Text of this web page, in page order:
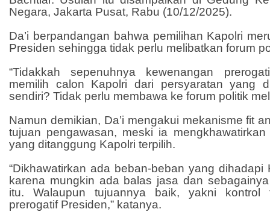
Negara, Jakarta Pusat, Rabu (10/12/2025).
Da’i berpandangan bahwa pemilihan Kapolri
Presiden sehingga tidak perlu melibatkan forum
“Tidakkah sepenuhnya kewenangan
memilih calon Kapolri dari persyaratan yang
sendiri? Tidak perlu membawa ke forum politik
Namun demikian, Da’i mengakui mekanisme fit
tujuan pengawasan, meski ia
yang ditanggung Kapolri terpilih.
“Dikhawatirkan ada beban-beban yang dihadapi
karena mungkin ada balas jasa dan
itu. Walaupun tujuannya baik, yakni kontrol
prerogatif Presiden,” katanya.